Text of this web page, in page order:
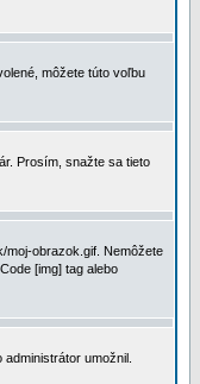
môžete túto voľbu
Prosím, snažte sa tieto
moj-obrazok.gif. Nemôžete
[img] tag alebo
umožnil.